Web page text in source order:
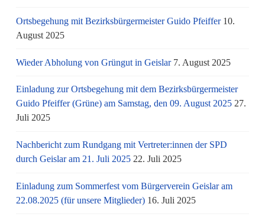
Ortsbegehung mit Bezirksbürgermeister Guido Pfeiffer 10.
August 2025
Wieder Abholung von Grüngut in Geislar 7. August 2025
Einladung zur Ortsbegehung mit dem Bezirksbürgermeister
Guido Pfeiffer (Grüne) am Samstag, den 09. August 2025 27.
Juli 2025
Nachbericht zum Rundgang mit Vertreter:innen der SPD
durch Geislar am 21. Juli 2025 22. Juli 2025
Einladung zum Sommerfest vom Bürgerverein Geislar am
22.08.2025 (für unsere Mitglieder) 16. Juli 2025